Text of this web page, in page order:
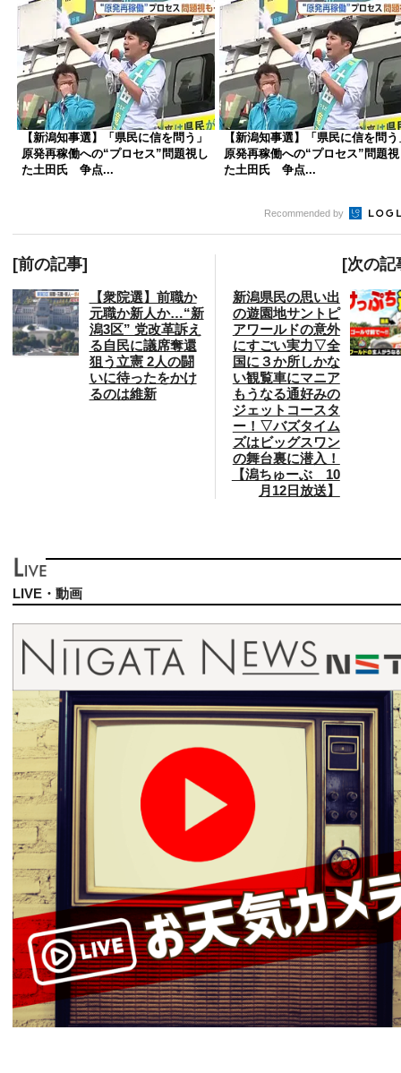
【新潟知事選】「県民に信を問う」
原発再稼働への“プロセス”問題視し
た土田氏 争点...
【新潟知事選】「県民に信を問う
原発再稼働への“プロセス”問題
た土田氏 争点...
Recommended by
[前の記事]
【衆院選】前職か
元職か新人か…“新
潟3区” 党改革訴え
る自民に議席奪還
狙う立憲 2人の闘
いに待ったをかけ
るのは維新
[次の記
新潟県民の思い出
の遊園地サントピ
アワールドの意外
にすごい実力▽全
国に３か所しかな
い観覧車にマニア
もうなる通好みの
ジェットコースタ
ー！▽バズタイム
ズはビッグスワン
の舞台裏に潜入！
【潟ちゅーぶ 10
月12日放送】
LIVE・動画